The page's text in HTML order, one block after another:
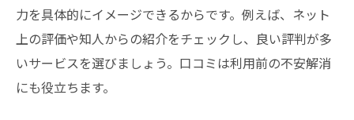
力を具体的にイメージできるからです。例えば、ネット
上の評価や知人からの紹介をチェックし、良い評判が多
いサービスを選びましょう。口コミは利用前の不安解消
にも役立ちます。